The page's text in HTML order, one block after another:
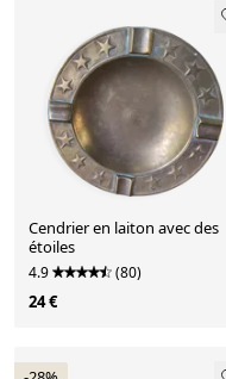
Cendrier en laiton avec des
étoiles
4.9 (80)
24 €